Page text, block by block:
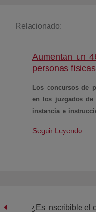
Relacionado:
Aumentan un
personas físicas
Los concursos de
en los juzgados de
instancia e
2018, según datos
Seguir Leyendo
¿Es inscribible el